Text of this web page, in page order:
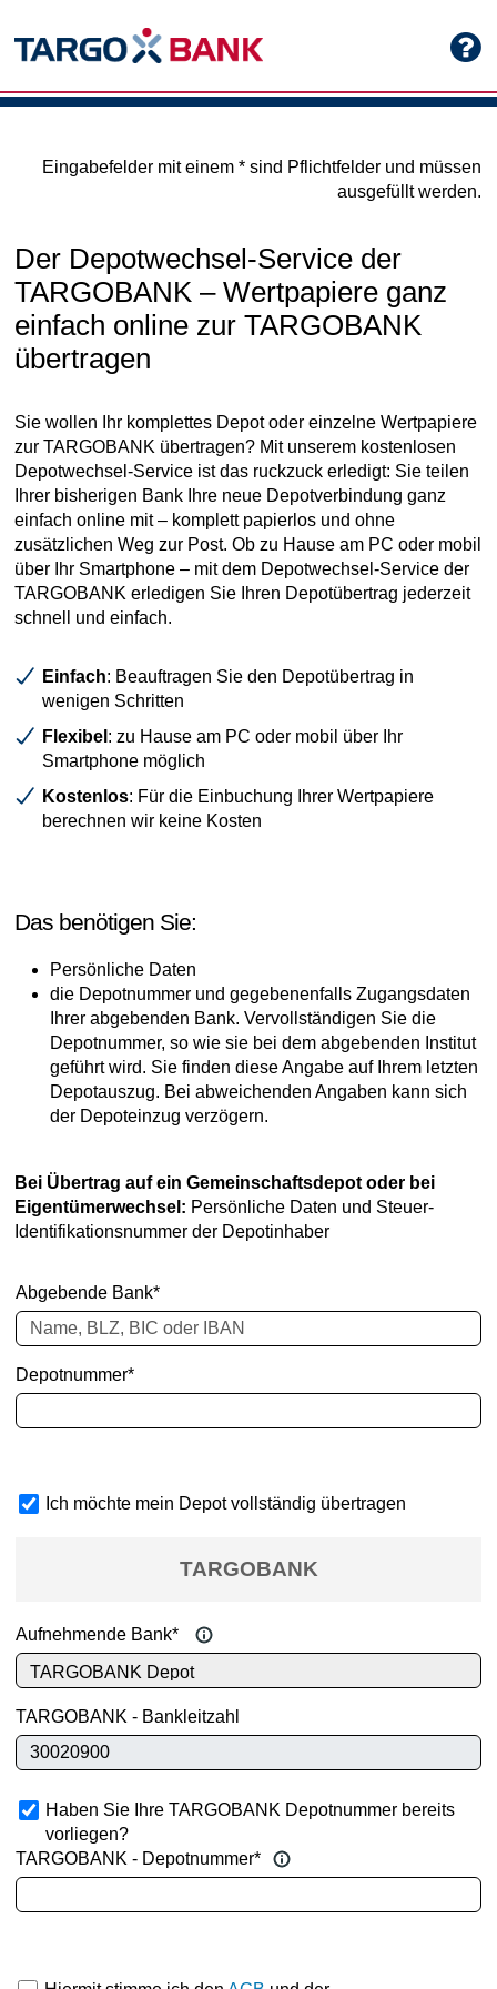
Eingabefelder mit einem * sind Pflichtfelder und müssen
ausgefüllt werden.
Der Depotwechsel-Service der
TARGOBANK – Wertpapiere ganz
einfach online zur TARGOBANK
übertragen
Sie wollen Ihr komplettes Depot oder einzelne Wertpapiere
zur TARGOBANK übertragen? Mit unserem kostenlosen
Depotwechsel-Service ist das ruckzuck erledigt: Sie teilen
Ihrer bisherigen Bank Ihre neue Depotverbindung ganz
einfach online mit – komplett papierlos und ohne
zusätzlichen Weg zur Post. Ob zu Hause am PC oder mobil
über Ihr Smartphone – mit dem Depotwechsel-Service der
TARGOBANK erledigen Sie Ihren Depotübertrag jederzeit
schnell und einfach.
Einfach: Beauftragen Sie den Depotübertrag in
wenigen Schritten
Flexibel : zu Hause am PC oder mobil über Ihr
Smartphone möglich
Kostenlos: Für die Einbuchung Ihrer Wertpapiere
berechnen wir keine Kosten
Das benötigen Sie:
Persönliche Daten
die Depotnummer und gegebenenfalls Zugangsdaten
Ihrer abgebenden Bank. Vervollständigen Sie die
Depotnummer, so wie sie bei dem abgebenden Institut
geführt wird. Sie finden diese Angabe auf Ihrem letzten
Depotauszug. Bei abweichenden Angaben kann sich
der Depoteinzug verzögern.
Bei Übertrag auf ein Gemeinschaftsdepot oder bei
Eigentümerwechsel: Persönliche Daten und Steuer-
Identifikationsnummer der Depotinhaber
Abgebende Bank*
Depotnummer*
Vollübertrag
Ich möchte mein Depot vollständig übertragen
TARGOBANK
Aufnehmende Bank*
TARGOBANK - Bankleitzahl
Haben Sie Ihre TARGOBANK Depotnummer bereits
vorliegen?
TARGOBANK - Depotnummer*